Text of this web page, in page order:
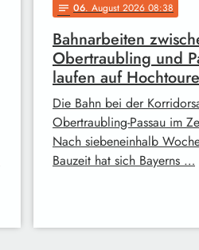
notes 06. August 2026 08:38
Bahnarbeiten
Obertraubling und
laufen auf
Die Bahn bei der
Obertraubling-Passau im
Nach siebeneinhalb
Bauzeit hat sich Bayerns …